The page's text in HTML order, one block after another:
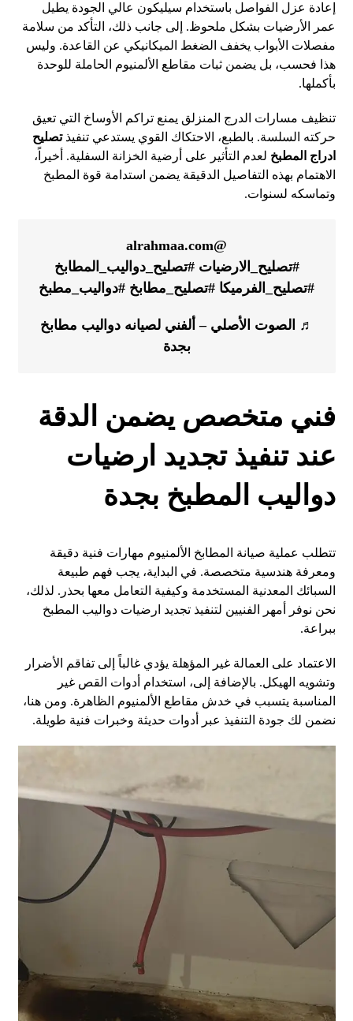
إعادة عزل الفواصل باستخدام سيليكون عالي الجودة يطيل
عمر الأرضيات بشكل ملحوظ. إلى جانب ذلك، التأكد من سلامة
مفصلات الأبواب يخفف الضغط الميكانيكي عن القاعدة. وليس
هذا فحسب، بل يضمن ثبات مقاطع الألمنيوم الحاملة للوحدة
بأكملها.
تنظيف مسارات الدرج المنزلق يمنع تراكم الأوساخ التي تعيق
حركته السلسة. بالطبع، الاحتكاك القوي يستدعي تنفيذتصليح
ادراج المطبخ لعدم التأثير على أرضية الخزانة السفلية. أخيراً،
الاهتمام بهذه التفاصيل الدقيقة يضمن استدامة قوة المطبخ
وتماسكه لسنوات.
@alrahmaa.com
#تصليح_الارضيات #تصليح_دواليب_المطابخ
#تصليح_الفرميكا #تصليح_مطابخ #دواليب_مطبخ
♬ الصوت الأصلي – ألفني لصيانه دواليب مطابخ
بجدة
فني متخصص يضمن الدقة
عند تنفيذ تجديد ارضيات
دواليب المطبخ بجدة
تتطلب عملية صيانة المطابخ الألمنيوم مهارات فنية دقيقة
ومعرفة هندسية متخصصة. في البداية، يجب فهم طبيعة
السبائك المعدنية المستخدمة وكيفية التعامل معها بحذر. لذلك،
نحن نوفر أمهر الفنيين لتنفيذ تجديد ارضيات دواليب المطبخ
ببراعة.
الاعتماد على العمالة غير المؤهلة يؤدي غالباً إلى تفاقم الأضرار
وتشويه الهيكل. بالإضافة إلى، استخدام أدوات القص غير
المناسبة يتسبب في خدش مقاطع الألمنيوم الظاهرة. ومن هنا،
نضمن لك جودة التنفيذ عبر أدوات حديثة وخبرات فنية طويلة.